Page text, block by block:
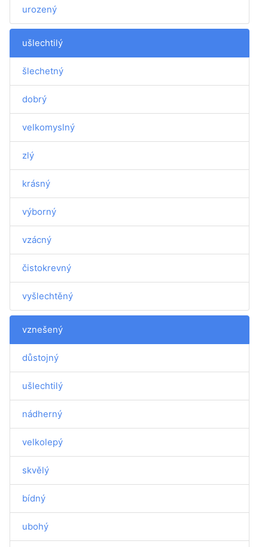
urozený
ušlechtilý
šlechetný
dobrý
velkomyslný
zlý
krásný
výborný
vzácný
čistokrevný
vyšlechtěný
vznešený
důstojný
ušlechtilý
nádherný
velkolepý
skvělý
bídný
ubohý